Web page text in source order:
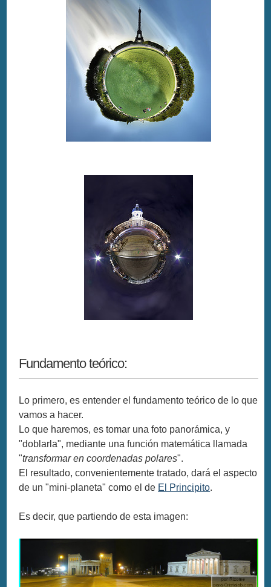
Fundamento teórico:
Lo primero, es entender el fundamento teórico de lo que
vamos a hacer.
Lo que haremos, es tomar una foto panorámica, y
"doblarla", mediante una función matemática llamada
"transformar en coordenadas polares".
El resultado, convenientemente tratado, dará el aspecto
de un "mini-planeta" como el de El Principito.
Es decir, que partiendo de esta imagen: